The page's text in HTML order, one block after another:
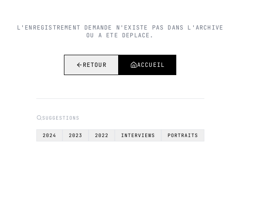
L'ENREGISTREMENT DEMANDE N'EXISTE PAS DANS L'ARCHIVE
OU A ETE DEPLACE.
RETOUR ACCUEIL
SUGGESTIONS
2024 2023 2022 INTERVIEWS PORTRAITS